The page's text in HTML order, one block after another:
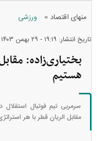
منهای اقتصاد » ورزشی
تاریخ انتشار: ۱۹:۱۹ - ۲۹ بهمن ۱۴۰۳
بختیاری‌زاده:
هستیم
سرمربی تیم فوتبال استقلال
مقابل الریان قطر با هر